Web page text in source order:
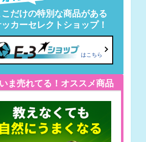
こだけの特別な商品がある
カーセレクトショップ！
はこちら
いま売れてる！オススメ商品